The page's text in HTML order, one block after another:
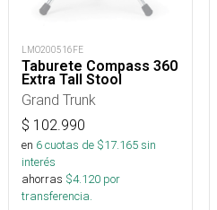
LMO200516FE
Taburete Compass 360
Extra Tall Stool
Grand Trunk
$ 102.990
en 6cuotas de $17.165sin
interés
ahorras $4.120 por
transferencia.